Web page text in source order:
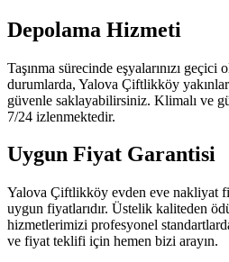
Depolama Hizmeti
Taşınma sürecinde eşyalarınızı geçici
durumlarda, Yalova Çiftlikköy
güvenle saklayabilirsiniz. Klimalı ve
7/24 izlenmektedir.
Uygun Fiyat Garantisi
Yalova Çiftlikköy evden eve nakliyat
uygun fiyatlarıdır. Üstelik kaliteden
hizmetlerimizi profesyonel
ve fiyat teklifi için hemen bizi arayın.